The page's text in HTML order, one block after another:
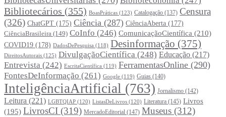
Bibliotecários (355) BoasPráticas (123) Catalogação (137) Censura
(326) ChatGPT (175) Ciência (287) CiênciaAberta (177)
CiênciaBrasileira (149) CoInfo (246) ComunicaçãoCientífica (210)
COVID19 (178) DadosDePesquisa (118) Desinformação (375)
DireitosAutorais (125) DivulgaçãoCientífica (248) Educação (217)
Entrevista (242) EscritaCientífica (119) FerramentasOnline (290)
FontesDeInformação (261) Google (119) Guias (140)
InteligênciaArtificial (763) Jornalismo (142)
Leitura (221) LGBTQIAP (120) ListasDeLivros (120) Literatura (145) Livros
(195) LivrosCI (319) MercadoEditorial (147) Museus (312)